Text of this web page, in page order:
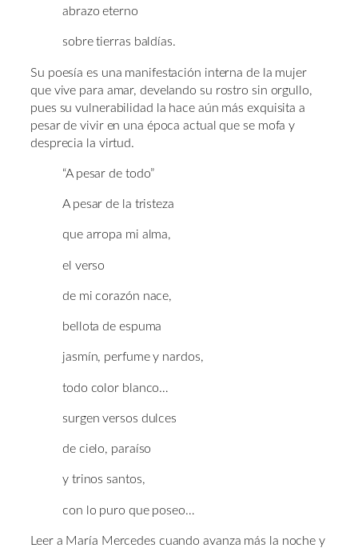
abrazo eterno
sobre tierras baldías.
Su poesía es una manifestación interna de la mujer
que vive para amar, develando su rostro sin orgullo,
pues su vulnerabilidad la hace aún más exquisita a
pesar de vivir en una época actual que se mofa y
desprecia la virtud.
“A pesar de todo”
A pesar de la tristeza
que arropa mi alma,
el verso
de mi corazón nace,
bellota de espuma
jasmín, perfume y nardos,
todo color blanco…
surgen versos dulces
de cielo, paraíso
y trinos santos,
con lo puro que poseo…
Leer a María Mercedes cuando avanza más la noche y